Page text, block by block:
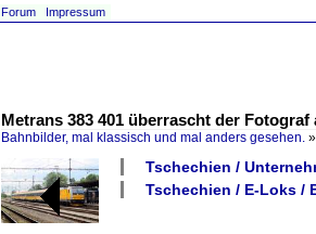
Forum Impressum
Metrans 383 401 überrascht der
Bahnbilder, mal klassisch und mal anders gesehen. »
Tschechien /
Tschechien / E-Loks /